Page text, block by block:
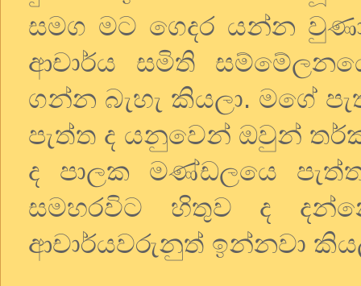
සමග මට ගෙදර යන්න
ආචාර්ය සමිති
ගන්න බැහැ කියලා. මගේ
පැත්ත ද යනුවෙන් ඔවුන්
ද පාලක මණ්ඩලයෙ
සමහරවිට හිතුව ද
ආචාර්යවරුනුත් ඉන්නවා